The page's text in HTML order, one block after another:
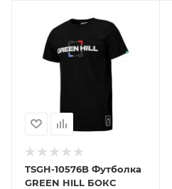
TSGH-10576B Футболка
GREEN HILL БОКС